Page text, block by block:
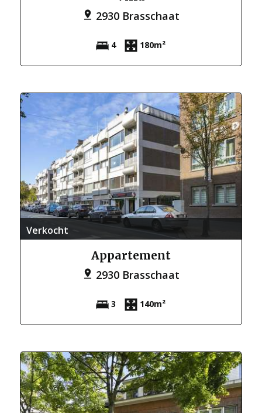
2930 Brasschaat
4 180m²
Verkocht
Appartement
2930 Brasschaat
3 140m²